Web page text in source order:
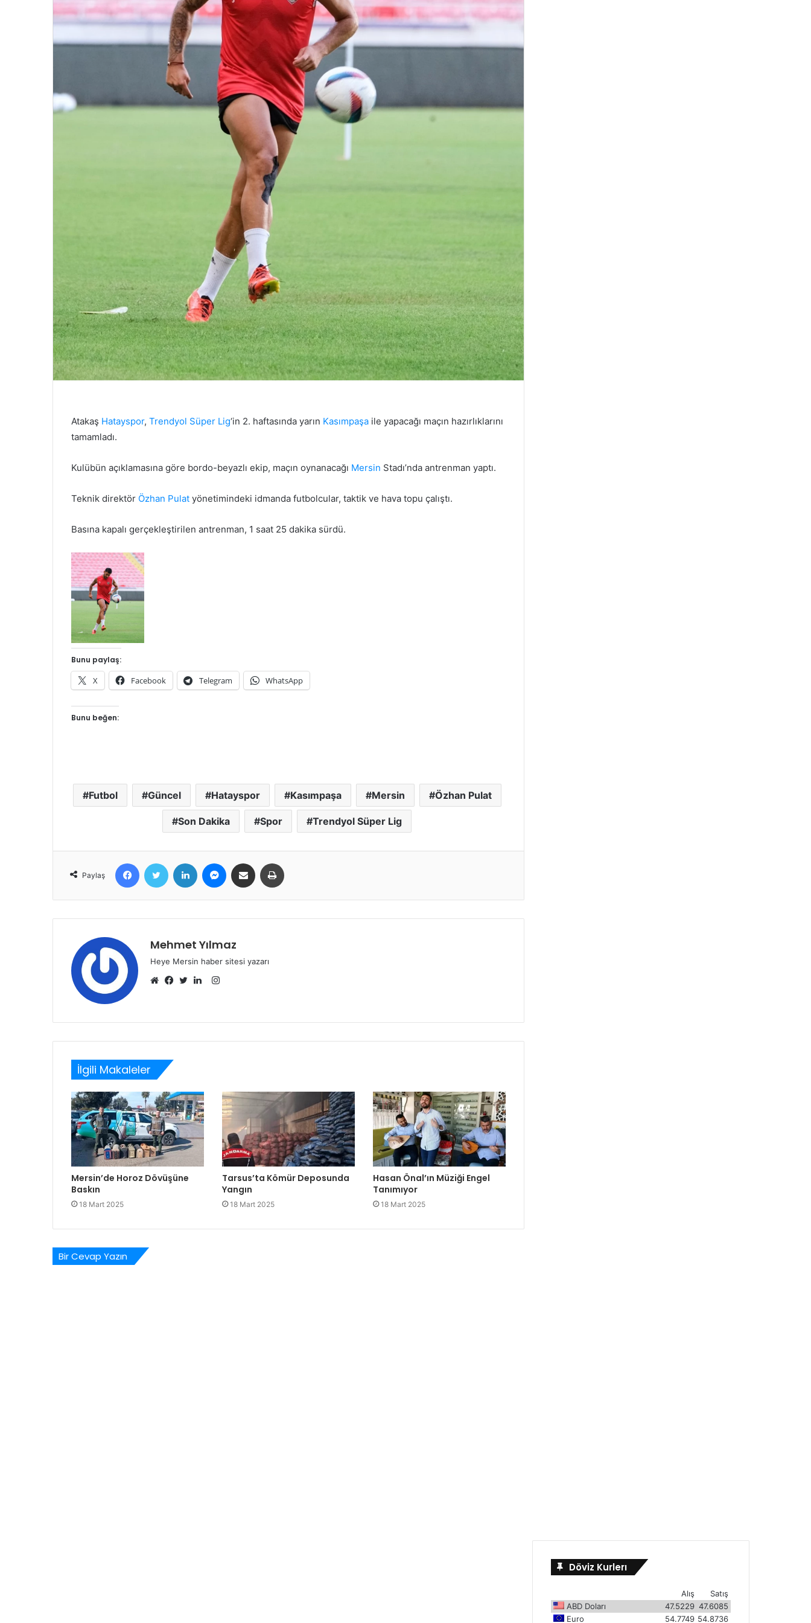
Atakaş Hatayspor, Trendyol Süper Lig‘in 2. haftasında yarın Kasımpaşa ile yapacağı maçın hazırlıklarını
tamamladı.
Kulübün açıklamasına göre bordo-beyazlı ekip, maçın oynanacağı Mersin Stadı’nda antrenman yaptı.
Teknik direktör Özhan Pulat yönetimindeki idmanda futbolcular, taktik ve hava topu çalıştı.
Basına kapalı gerçekleştirilen antrenman, 1 saat 25 dakika sürdü.
Bunu paylaş:
X Facebook Telegram WhatsApp
Bunu beğen:
Futbol Güncel Hatayspor Kasımpaşa Mersin Özhan Pulat
Son Dakika Spor Trendyol Süper Lig
Paylaş
FacebookTwitter LinkedIn MessengerE-Posta ile paylaş
Mehmet Yılmaz
Heye Mersin haber sitesi yazarı
Instagram
İlgili Makaleler
Mersin’de Horoz Dövüşüne
Baskın
18 Mart 2025
Tarsus’ta Kömür Deposunda
Yangın
18 Mart 2025
Hasan Önal’ın Müziği Engel
Tanımıyor
18 Mart 2025
Bir Cevap Yazın
Döviz Kurlerı
Satış
Alış
ABD Doları
47.6085
47.5229
Euro
54.8736
54.7749